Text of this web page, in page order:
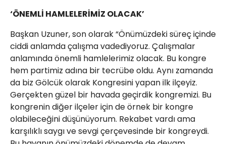
‘ÖNEMLİ HAMLELERİMİZ OLACAK’
Başkan Uzuner, son olarak “Önümüzdeki süreç içinde
ciddi anlamda çalışma vadediyoruz. Çalışmalar
anlamında önemli hamlelerimiz olacak. Bu kongre
hem partimiz adına bir tecrübe oldu. Aynı zamanda
da biz Gölcük olarak Kongresini yapan ilk ilçeyiz.
Gerçekten güzel bir havada geçirdik kongremizi. Bu
kongrenin diğer ilçeler için de örnek bir kongre
olabileceğini düşünüyorum. Rekabet vardı ama
karşılıklı saygı ve sevgi çerçevesinde bir kongreydi.